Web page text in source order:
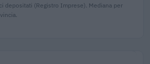
depositati (Registro Imprese). Mediana per